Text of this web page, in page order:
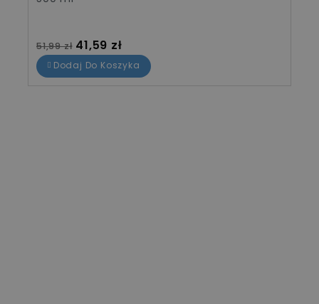
Cena standardowa
51,99 zł Cena
41,59 zł
Dodaj Do Koszyka